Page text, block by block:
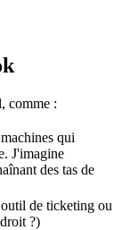
comme :
qui
. J'imagine
des tas de
de ticketing ou
?)